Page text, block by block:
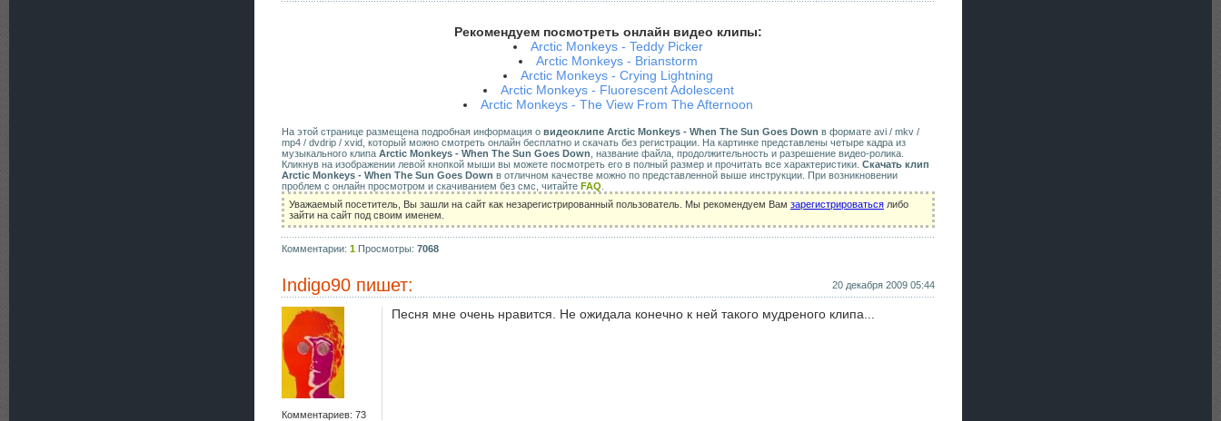
Рекомендуем посмотреть онлайн видео клипы:
Arctic Monkeys - Teddy Picker
Arctic Monkeys - Brianstorm
Arctic Monkeys - Crying Lightning
Arctic Monkeys - Fluorescent Adolescent
Arctic Monkeys - The View From The Afternoon
На этой странице размещена подробная информация о видеоклипе Arctic Monkeys - When The Sun Goes Down в формате avi / mkv /
mp4 / dvdrip / xvid, который можно смотреть онлайн бесплатно и скачать без регистрации. На картинке представлены четыре кадра из
музыкального клипа Arctic Monkeys - When The Sun Goes Down , название файла, продолжительность и разрешение видео-ролика.
Кликнув на изображении левой кнопкой мыши вы можете посмотреть его в полный размер и прочитать все характеристики. Скачать клип
Arctic Monkeys - When The Sun Goes Down в отличном качестве можно по представленной выше инструкции. При возникновении
проблем с онлайн просмотром и скачиванием без смс, читайте FAQ
Уважаемый посетитель, Вы зашли на сайт как незарегистрированный пользователь. Мы рекомендуем Вам зарегистрироваться либо
зайти на сайт под своим именем.
Комментарии: 1 Просмотры: 7068
Indigo90 пишет: 20 декабря 2009 05:44
Комментариев: 73
Песня мне очень нравится. Не ожидала конечно к ней такого мудреного клипа...